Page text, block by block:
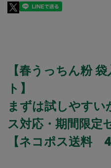
【春うっちん粉
ト】
まずは試しやす
ス対応・期間限定
【ネコポス送料